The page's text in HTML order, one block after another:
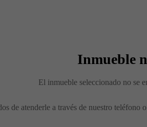
Inmueble
El inmueble seleccionado no se
de atenderle a través de nuestro